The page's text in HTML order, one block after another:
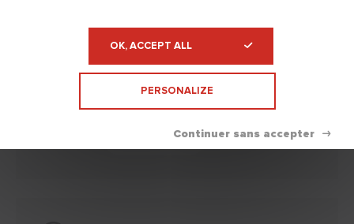
Documentation technique
Fiche technique
Télécharger
OK, ACCEPT ALL
PERSONALIZE